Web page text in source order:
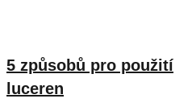
5 způsobů pro použití
luceren